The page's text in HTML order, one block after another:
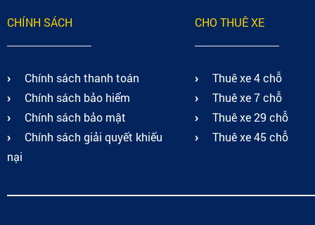
CHÍNH SÁCH
Chính sách thanh toán
Chính sách bảo hiểm
Chính sách bảo mật
Chính sách giải quyết khiếu
nại
CHO THUÊ XE
Thuê xe 4 chỗ
Thuê xe 7 chỗ
Thuê xe 29 chỗ
Thuê xe 45 chỗ